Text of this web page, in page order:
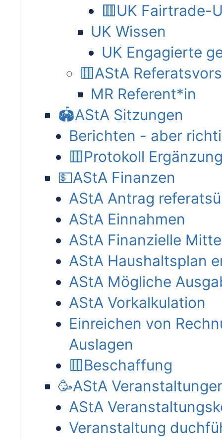
🟥UK Fairtrade-
UK Wissen
UK Engagierte
🟥AStA
MR Referent*in
🏟AStA Sitzungen
Berichten - aber
🟥Protokoll
💵AStA Finanzen
AStA Antrag
AStA Einnahmen
AStA Finanzielle
AStA Haushaltsplan
AStA Mögliche
AStA Vorkalkulation
Einreichen von
Auslagen
🟥Beschaffung
🥳AStA
AStA
Veranstaltung